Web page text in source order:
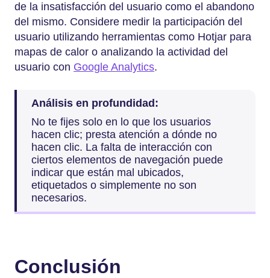
de la insatisfacción del usuario como el abandono
del mismo. Considere medir la participación del
usuario utilizando herramientas como Hotjar para
mapas de calor o analizando la actividad del
usuario con Google Analytics.
Análisis en profundidad:
No te fijes solo en lo que los usuarios
hacen clic; presta atención a dónde no
hacen clic. La falta de interacción con
ciertos elementos de navegación puede
indicar que están mal ubicados,
etiquetados o simplemente no son
necesarios.
Conclusión